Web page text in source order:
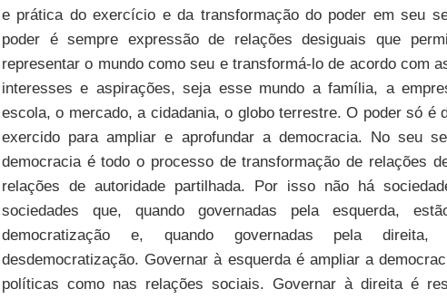
e prática do exercício e da transformação do poder em seu
poder é sempre expressão de relações desiguais que
representar o mundo como seu e transformá-lo de acordo com
interesses e aspirações, seja esse mundo a família, a
escola, o mercado, a cidadania, o globo terrestre. O poder só é
exercido para ampliar e aprofundar a democracia. No seu
democracia é todo o processo de transformação de relações
relações de autoridade partilhada. Por isso não há
sociedades que, quando governadas pela esquerda,
democratização e, quando governadas pela
desdemocratização. Governar à esquerda é ampliar a
políticas como nas relações sociais. Governar à direita é